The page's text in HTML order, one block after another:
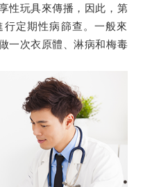
性玩具來傳播，因此，第
定期性病篩查。一般來
一次衣原體、淋病和梅毒